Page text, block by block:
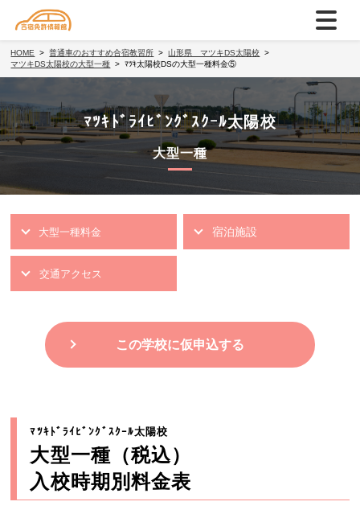
HOME 普通車のおすすめ合宿教習所
山形県 マツキDS太陽校
マツキDS太陽校の大型一種
ﾏﾂｷ太陽校DSの大型一種料金⑤
ﾏﾂｷﾄﾞﾗｲﾋﾞﾝｸﾞｽｸｰﾙ太陽校
大型一種
大型一種料金 宿泊施設
交通アクセス
この学校に仮申込する
ﾏﾂｷﾄﾞﾗｲﾋﾞﾝｸﾞｽｸｰﾙ太陽校
大型一種（税込）
入校時期別料金表